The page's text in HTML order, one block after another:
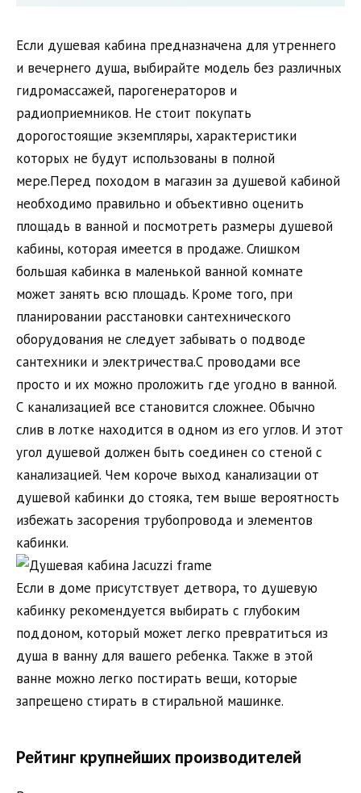
Если душевая кабина предназначена для утреннего
и вечернего душа, выбирайте модель без различных
гидромассажей, парогенераторов и
радиоприемников. Не стоит покупать
дорогостоящие экземпляры, характеристики
которых не будут использованы в полной
мере.Перед походом в магазин за душевой кабиной
необходимо правильно и объективно оценить
площадь в ванной и посмотреть размеры душевой
кабины, которая имеется в продаже. Слишком
большая кабинка в маленькой ванной комнате
может занять всю площадь. Кроме того, при
планировании расстановки сантехнического
оборудования не следует забывать о подводе
сантехники и электричества.С проводами все
просто и их можно проложить где угодно в ванной.
С канализацией все становится сложнее. Обычно
слив в лотке находится в одном из его углов. И этот
угол душевой должен быть соединен со стеной с
канализацией. Чем короче выход канализации от
душевой кабинки до стояка, тем выше вероятность
избежать засорения трубопровода и элементов
кабинки.
Если в доме присутствует детвора, то душевую
кабинку рекомендуется выбирать с глубоким
поддоном, который может легко превратиться из
душа в ванну для вашего ребенка. Также в этой
ванне можно легко постирать вещи, которые
запрещено стирать в стиральной машинке.
Рейтинг крупнейших производителей